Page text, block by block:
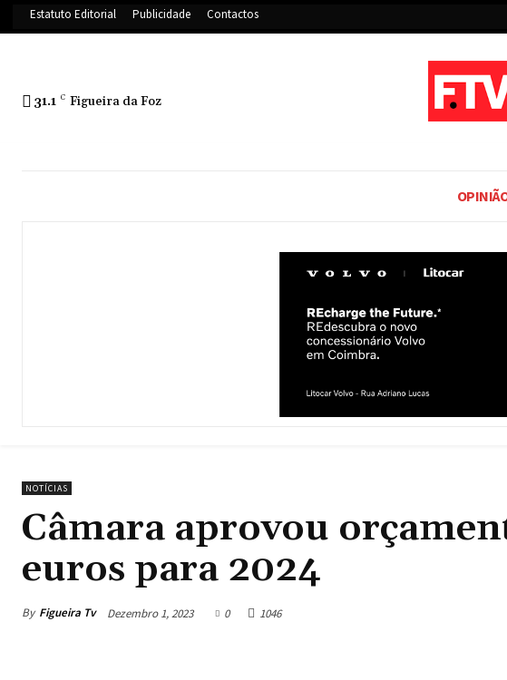
Estatuto Editorial Publicidade Contactos
31.1 C Figueira da Foz
NOTÍCIAS
Câmara aprovou
euros para 2024
By Figueira Tv Dezembro 1, 2023 0 1046